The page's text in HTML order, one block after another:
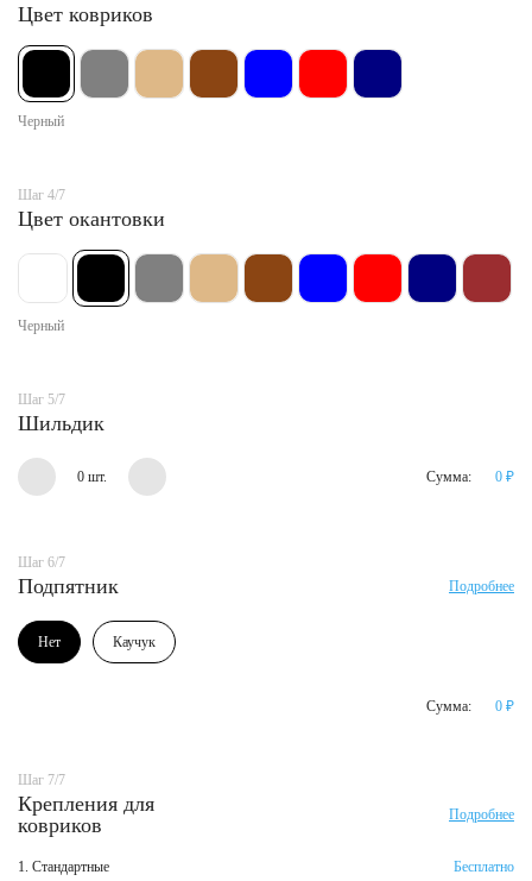
Цвет ковриков
Черный
Шаг 4/7
Цвет окантовки
Черный
Шаг 5/7
Шильдик
0 шт. Сумма: 0 ₽
Шаг 6/7
Подпятник Подробнее
Нет Каучук
Сумма: 0 ₽
Шаг 7/7
Крепления для
ковриков
Подробнее
1. Стандартные Бесплатно